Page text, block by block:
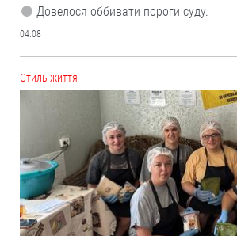
Довелося оббивати пороги суду.
04.08
Cтиль життя